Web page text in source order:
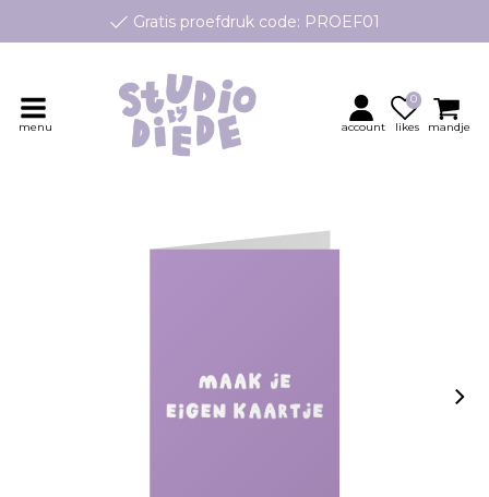
Gratis proefdruk code: PROEF01
geboortekaartjes op maat, speciaal ontworpen voor jouw
Persoonlijk contact en advies
menu account likes
0
mandje